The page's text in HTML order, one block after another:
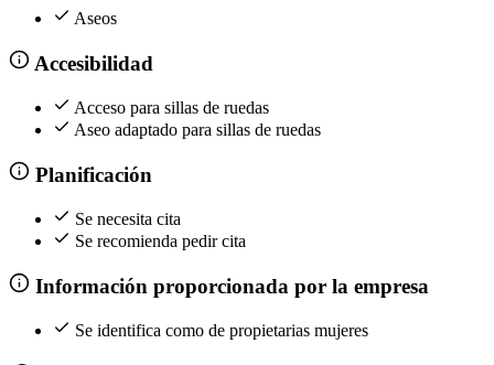
Aseos
Accesibilidad
Acceso para sillas de ruedas
Aseo adaptado para sillas de ruedas
Planificación
Se necesita cita
Se recomienda pedir cita
Información proporcionada por la empresa
Se identifica como de propietarias mujeres